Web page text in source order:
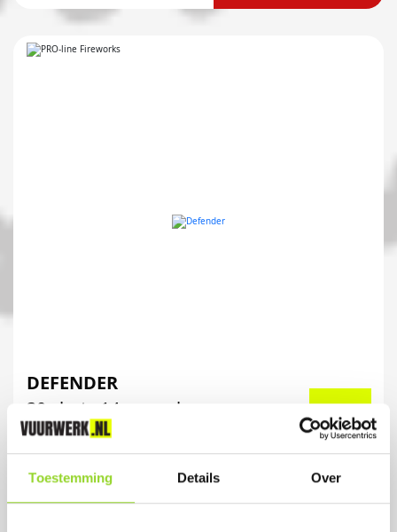
Toestemming Details Over
DEFENDER
30 shots 14mm cake
€ 11,99